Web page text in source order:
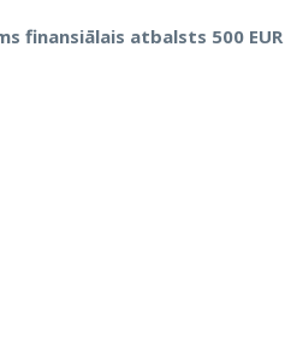
finansiālais atbalsts 500 EUR